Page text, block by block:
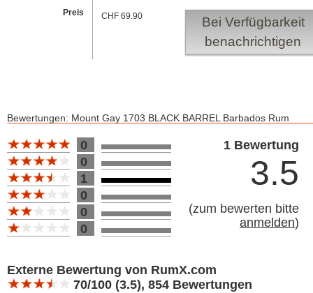
Preis
CHF 69.90
Bei Verfügbarkeit
benachrichtigen
Bewertungen: Mount Gay 1703 BLACK BARREL Barbados Rum
Bewertung 100
0
1
0
0
0
1 Bewertung
3.5
(zum bewerten bitte
anmelden)
Bewertung 10
Externe Bewertung von RumX.com
70/100 (3.5), 854 Bewertungen